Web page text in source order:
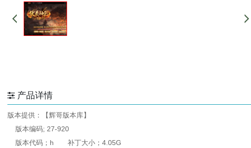
产品详情
版本提供：【辉哥版本库】
版本编码; 27-920
版本代码；h 补丁大小；4.05G